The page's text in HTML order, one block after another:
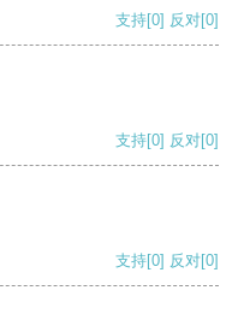
支持[0] 反对[0]
支持[0] 反对[0]
支持[0] 反对[0]